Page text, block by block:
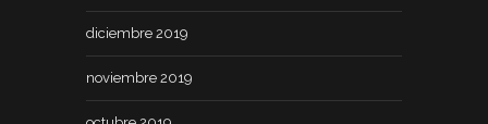
diciembre 2019
noviembre 2019